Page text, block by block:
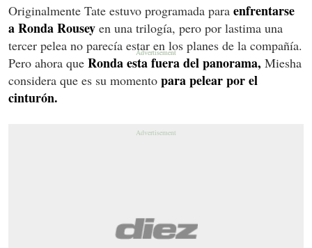
Originalmente Tate estuvo programada para enfrentarse
a Ronda Rousey en una trilogía, pero por lastima una
tercer pelea no parecía estar en los planes de la compañía.
Pero ahora que Ronda esta fuera del panorama, Miesha
considera que es su momento para pelear por el
cinturón.